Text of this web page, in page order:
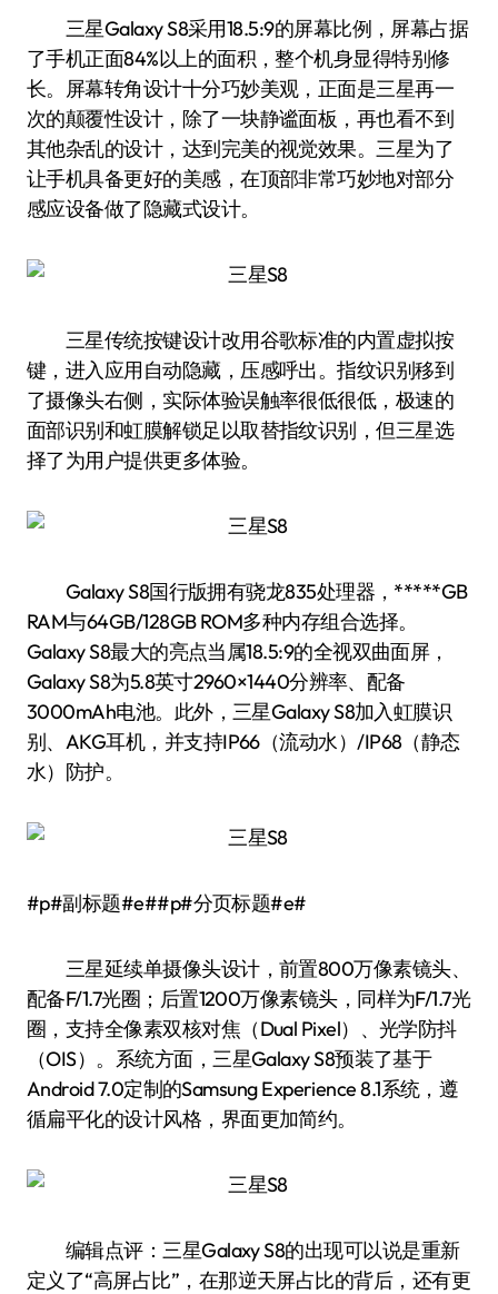
三星Galaxy S8采用18.5:9的屏幕比例，屏幕占据
了手机正面84%以上的面积，整个机身显得特别修
长。屏幕转角设计十分巧妙美观，正面是三星再一
次的颠覆性设计，除了一块静谧面板，再也看不到
其他杂乱的设计，达到完美的视觉效果。三星为了
让手机具备更好的美感，在顶部非常巧妙地对部分
感应设备做了隐藏式设计。
三星传统按键设计改用谷歌标准的内置虚拟按
键，进入应用自动隐藏，压感呼出。指纹识别移到
了摄像头右侧，实际体验误触率很低很低，极速的
面部识别和虹膜解锁足以取替指纹识别，但三星选
择了为用户提供更多体验。
Galaxy S8国行版拥有骁龙835处理器，*****GB
RAM与64GB/128GB ROM多种内存组合选择。
Galaxy S8最大的亮点当属18.5:9的全视双曲面屏，
Galaxy S8为5.8英寸2960×1440分辨率、配备
3000mAh电池。此外，三星Galaxy S8加入虹膜识
别、AKG耳机，并支持IP66（流动水）/IP68（静态
水）防护。
#p#副标题#e##p#分页标题#e#
三星延续单摄像头设计，前置800万像素镜头、
配备F/1.7光圈；后置1200万像素镜头，同样为F/1.7光
圈，支持全像素双核对焦（Dual Pixel）、光学防抖
（OIS）。系统方面，三星Galaxy S8预装了基于
Android 7.0定制的Samsung Experience 8.1系统，遵
循扁平化的设计风格，界面更加简约。
编辑点评：三星Galaxy S8的出现可以说是重新
定义了“高屏占比”，在那逆天屏占比的背后，还有更